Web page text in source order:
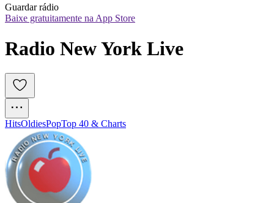
Guardar rádio
Baixe gratuitamente na App Store
HitsOldiesPopTop 40 & Charts